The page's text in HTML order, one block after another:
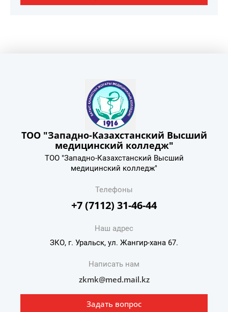
ТОО "Западно-Казахстанский Высший
медицинский колледж"
ТОО "Западно-Казахстанский Высший
медицинский колледж"
Телефоны
+7 (7112) 31-46-44
Наш адрес
ЗКО, г. Уральск, ул. Жангир-хана 67.
Написать нам
zkmk@med.mail.kz
Задать вопрос